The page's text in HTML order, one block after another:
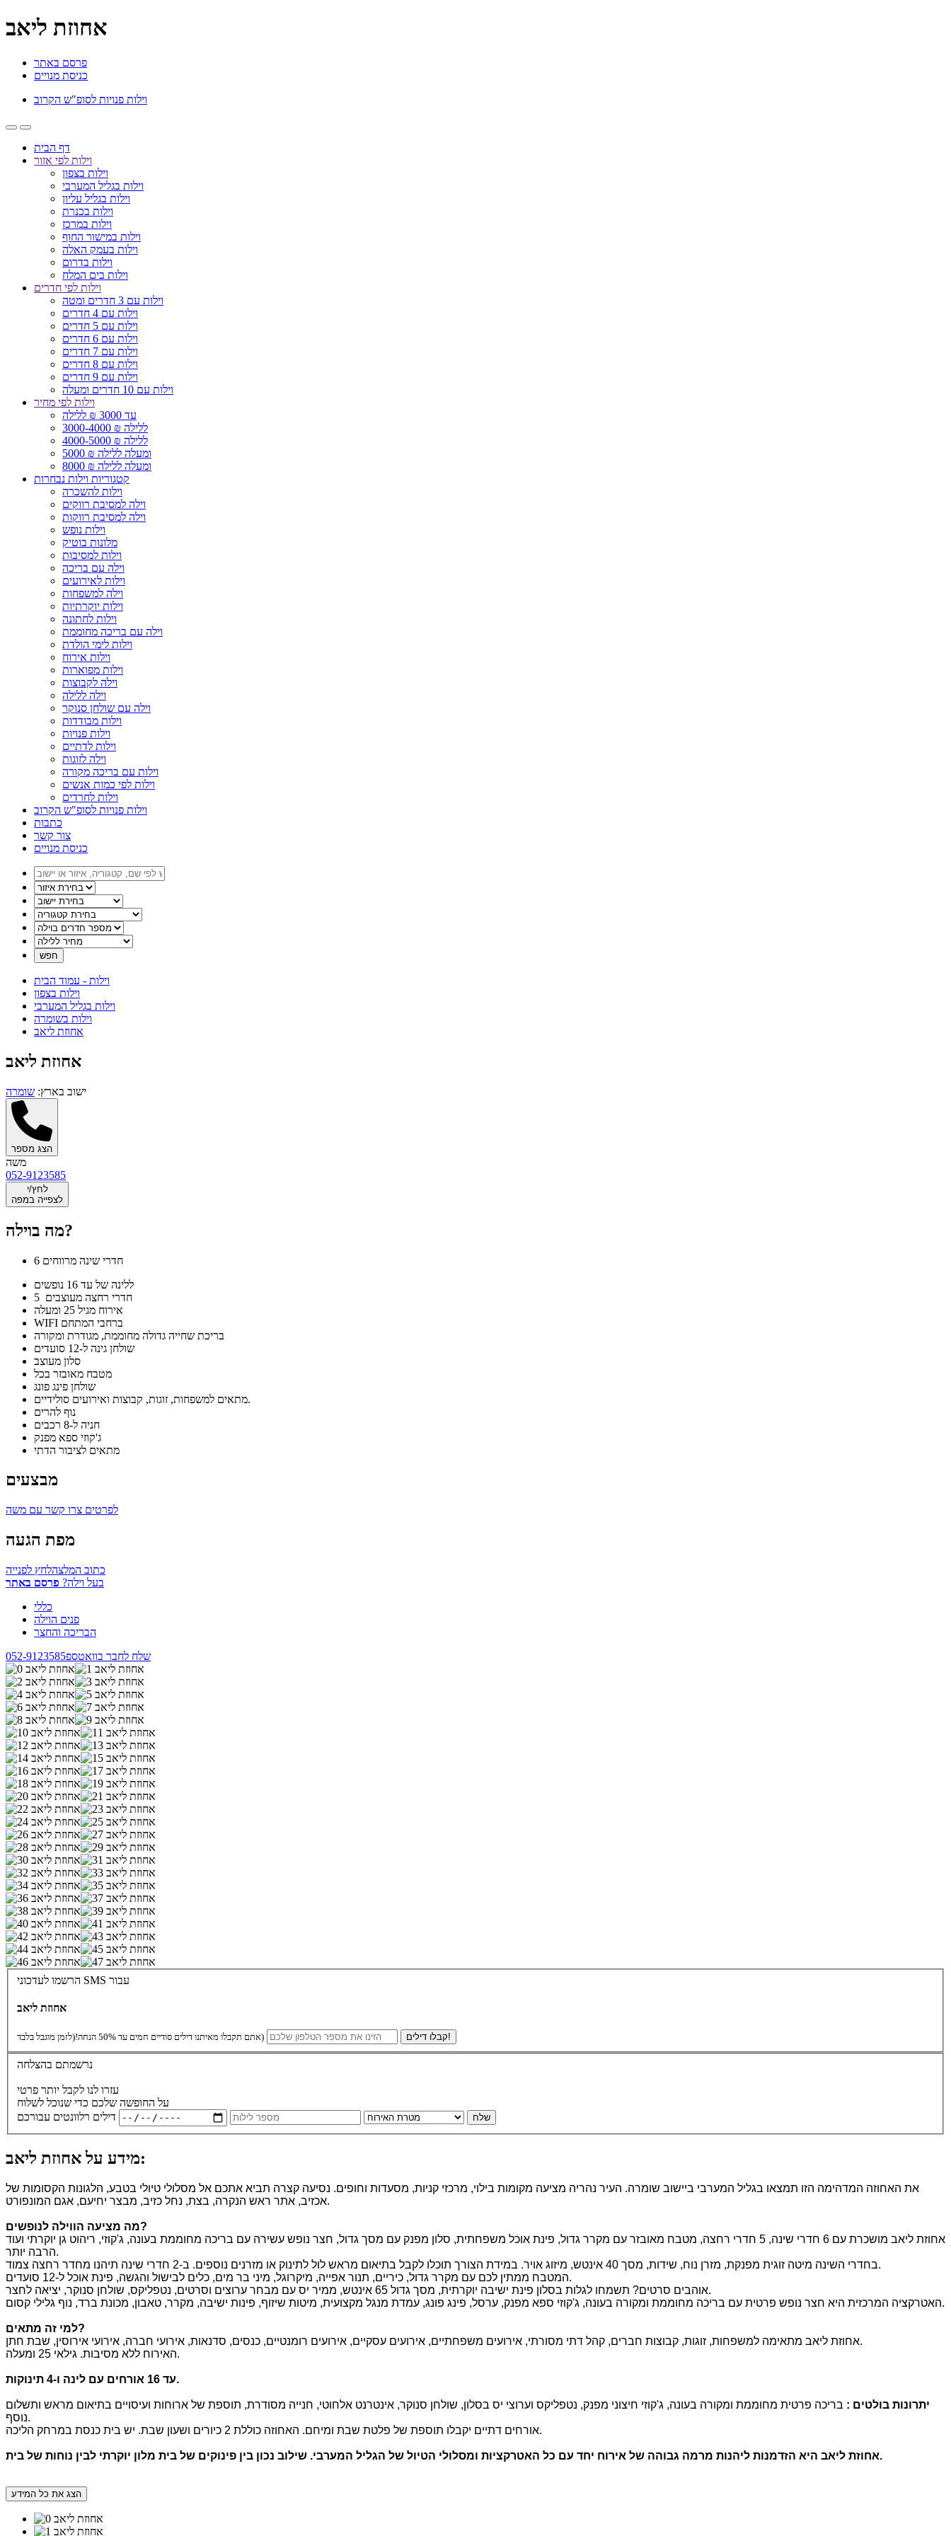
אחוזת ליאב
פרסם באתר
כניסת מנויים
וילות פנויות לסופ"ש הקרוב
דף הבית
וילות לפי אזור
וילות בצפון
וילות בגליל המערבי
וילות בגליל עליון
וילות בכנרת
וילות במרכז
וילות במישור החוף
וילות בעמק האלה
וילות בדרום
וילות בים המלח
וילות לפי חדרים
וילות עם 3 חדרים ומטה
וילות עם 4 חדרים
וילות עם 5 חדרים
וילות עם 6 חדרים
וילות עם 7 חדרים
וילות עם 8 חדרים
וילות עם 9 חדרים
וילות עם 10 חדרים ומעלה
וילות לפי מחיר
עד 3000 ₪ ללילה
3000-4000 ₪ ללילה
4000-5000 ₪ ללילה
5000 ₪ ומעלה ללילה
8000 ₪ ומעלה ללילה
קטגוריות וילות נבחרות
וילות להשכרה
וילה למסיבת רווקים
וילה למסיבת רווקות
וילות נופש
מלונות בוטיק
וילות למסיבות
וילה עם בריכה
וילות לאירועים
וילה למשפחות
וילות יוקרתיות
וילות לחתונה
וילה עם בריכה מחוממת
וילות לימי הולדת
וילות אירוח
וילות מפוארות
וילה לקבוצות
וילה ללילה
וילה עם שולחן סנוקר
וילות מבודדות
וילות פנויות
וילות לדתיים
וילה לזוגות
וילות עם בריכה מקורה
וילות לפי כמות אנשים
וילות לחרדים
וילות פנויות לסופ"ש הקרוב
כתבות
צור קשר
כניסת מנויים
וילות - עמוד הבית
וילות בצפון
וילות בגליל המערבי
וילות בשומרה
אחוזת ליאב
אחוזת ליאב
ישוב בארץ: שומרה
הצג מספר
משה
052-9123585
לחץ/י
לצפייה במפה
מה בוילה?
6 חדרי שינה מרווחים
ללינה של עד 16 נופשים
5 חדרי רחצה מעוצבים
אירוח מגיל 25 ומעלה
WIFI ברחבי המתחם
בריכת שחייה גדולה מחוממת, מגודרת ומקורה
שולחן גינה ל-12 סועדים
סלון מעוצב
מטבח מאובזר בכל
שולחן פינג פונג
מתאים למשפחות, זוגות, קבוצות ואירועים סולידיים.
נוף להרים
חניה ל-8 רכבים
ג'קוזי ספא מפנק
מתאים לציבור הדתי
מבצעים
לפרטים צרו קשר עם משה
מפת הגעה
כתוב המלצהלחץ לפנייה
בעל וילה? פרסם באתר
כללי
פנים הוילה
הבריכה והחצר
052-9123585שלח לחבר בוואטספ
הרשמו לעדכוני SMS עבור
אחוזת ליאב
אתם תקבלו מאיתנו דילים סודיים חמים עד 50% הנחה!(לזמן מוגבל בלבד) קבלו דילים!
נרשמתם בהצלחה
עזרו לנו לקבל יותר פרטי
על החופשה שלכם כדי שנוכל לשלוח
שלח
מידע על אחוזת ליאב:
את האחוזה המדהימה הזו תמצאו בגליל המערבי ביישוב שומרה. העיר נהריה מציעה מקומות בילוי, מרכזי קניות, מסעדות וחופים. נסיעה קצרה תביא אתכם אל מסלולי טיולי בטבע, הלגונות הקסומות של
אכזיב, אתר ראש הנקרה, בצת, נחל כזיב, מבצר יחיעם, אגם המונפורט.
מה מציעה הווילה לנופשים?
אחוזת ליאב מושכרת עם 6 חדרי שינה, 5 חדרי רחצה, מטבח מאובזר עם מקרר גדול, פינת אוכל משפחתית, סלון מפנק עם מסך גדול, חצר נופש עשירה עם בריכה מחוממת בעונה, ג'קוזי, ריהוט גן יוקרתי ועוד
הרבה יותר.
בחדרי השינה מיטה זוגית מפנקת, מזרן נוח, שידות, מסך 40 אינטש, מיזוג אויר. במידת הצורך תוכלו לקבל בתיאום מראש לול לתינוק או מזרנים נוספים. ב-2 חדרי שינה תיהנו מחדר רחצה צמוד.
המטבח ממתין לכם עם מקרר גדול, כיריים, תנור אפייה, מיקרוגל, מיני בר מים, כלים לבישול והגשה, פינת אוכל ל-12 סועדים.
אוהבים סרטים? תשמחו לגלות בסלון פינת ישיבה יוקרתית, מסך גדול 65 אינטש, ממיר יס עם מבחר ערוצים וסרטים, נטפליקס, שולחן סנוקר, יציאה לחצר.
האטרקציה המרכזית היא חצר נופש פרטית עם בריכה מחוממת ומקורה בעונה, ג'קוזי ספא מפנק, ערסל, פינג פונג, עמדת מנגל מקצועית, מיטות שיזוף, פינות ישיבה, מקרר, טאבון, מכונת ברד, נוף גלילי קסום.
למי זה מתאים?
אחוזת ליאב מתאימה למשפחות, זוגות, קבוצות חברים, קהל דתי מסורתי, אירועים משפחתיים, אירועים עסקיים, אירועים רומנטיים, כנסים, סדנאות, אירועי חברה, אירועי אירוסין, שבת חתן.
האירוח ללא מסיבות. גילאי 25 ומעלה.
עד 16 אורחים עם לינה ו-4 תינוקות.
יתרונות בולטים : בריכה פרטית מחוממת ומקורה בעונה, ג'קוזי חיצוני מפנק, נטפליקס וערוצי יס בסלון, שולחן סנוקר, אינטרנט אלחוטי, חנייה מסודרת, תוספת של ארוחות ועיסויים בתיאום מראש ותשלום
נוסף.
אורחים דתיים יקבלו תוספת של פלטת שבת ומיחם. האחוזה כוללת 2 כיורים ושעון שבת. יש בית כנסת במרחק הליכה.
אחוזת ליאב היא הזדמנות ליהנות מרמה גבוהה של אירוח יחד עם כל האטרקציות ומסלולי הטיול של הגליל המערבי. שילוב נכון בין פינוקים של בית מלון יוקרתי לבין נוחות של בית .
הצג את כל המידע